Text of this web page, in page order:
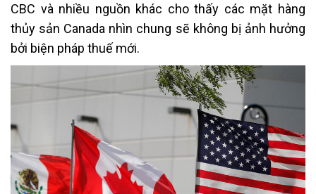
CBC và nhiều nguồn khác cho thấy các mặt hàng
thủy sản Canada nhìn chung sẽ không bị ảnh hưởng
bởi biện pháp thuế mới.